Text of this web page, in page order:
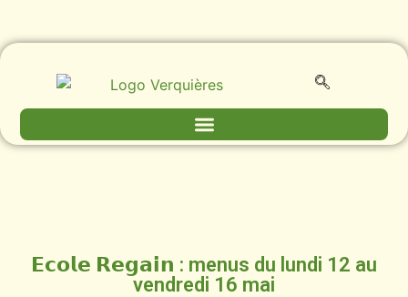
𝗘𝗰𝗼𝗹𝗲 𝗥𝗲𝗴𝗮𝗶𝗻 : menus du lundi 12 au
vendredi 16 mai